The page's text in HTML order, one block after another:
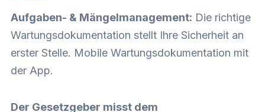
Aufgaben- & Mängelmanagement: Die richtige
Wartungsdokumentation stellt Ihre Sicherheit an
erster Stelle. Mobile Wartungsdokumentation mit
der App.
Der Gesetzgeber misst dem